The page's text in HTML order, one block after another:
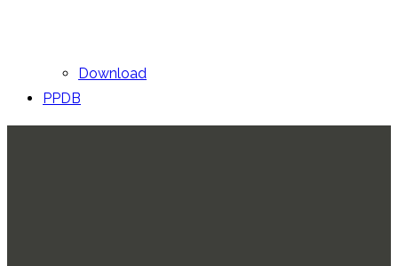
Download
PPDB